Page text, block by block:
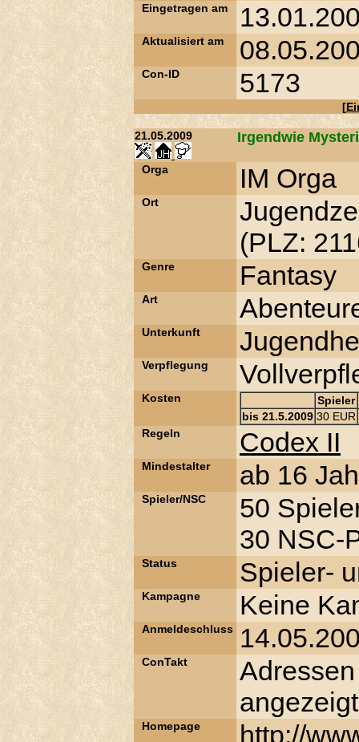
Eingetragen am
Aktualisiert am
Con-ID 5173
[
21.05.2009 Irgendwie
Orga IM Orga
Ort
(PLZ:
Genre Fantasy
Art
Unterkunft
Verpflegung
Kosten
Spieler
bis 21.5.2009 30 EUR
Regeln
Codex II
Mindestalter ab 16
Spieler/NSC
50
30 NSC-
Status Spieler-
Kampagne Keine
Anmeldeschluss
ConTakt
angezeigt
Homepage http://